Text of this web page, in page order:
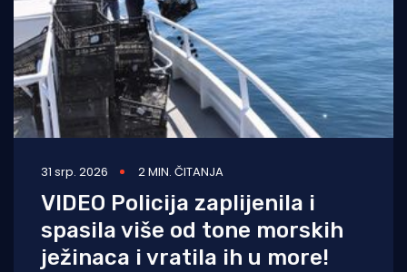
31 srp. 2026 2 MIN. ČITANJA
VIDEO Policija zaplijenila i
spasila više od tone morskih
ježinaca i vratila ih u more!